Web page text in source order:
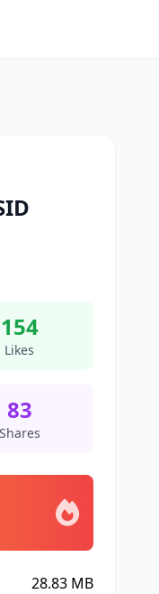
154
Likes
83
Shares
28.83 MB